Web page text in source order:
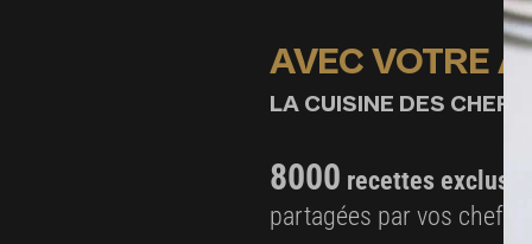
Chantilly pistache
162 g de crème UHT (1)
5 g de sirop de glucose
5 g de sucre inverti
AVEC VOTRE
LA CUISINE DES
8000 recettes
partagées par vos chefs